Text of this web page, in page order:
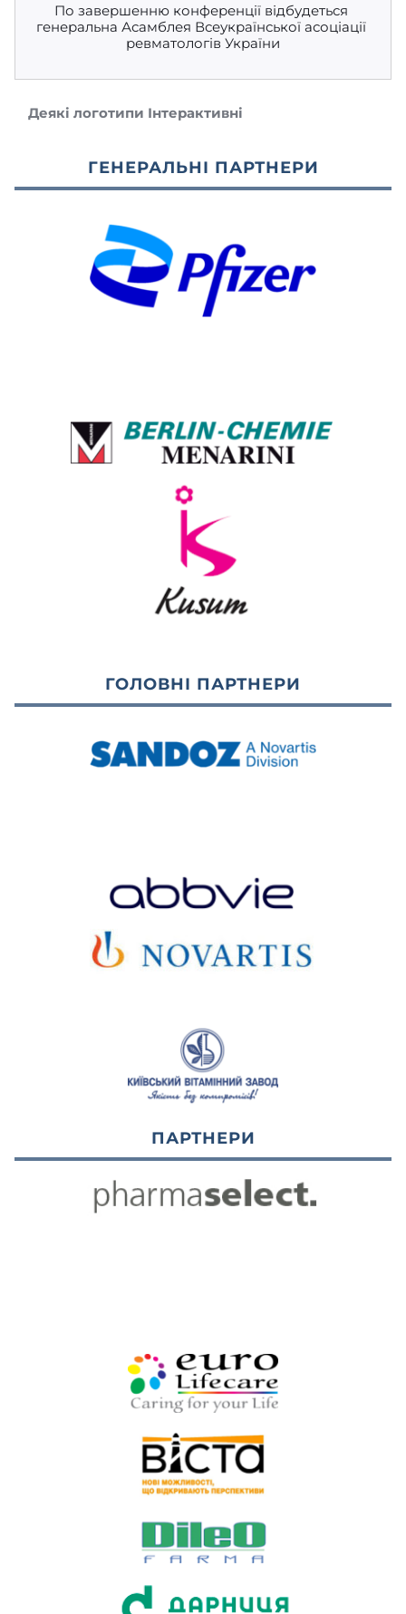
По завершенню конференції відбудеться
генеральна Асамблея Всеукраїнської асоціації
ревматологів України
Деякі логотипи Інтерактивні
ГЕНЕРАЛЬНІ ПАРТНЕРИ
ГОЛОВНІ ПАРТНЕРИ
ПАРТНЕРИ